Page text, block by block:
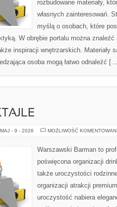
rozbudowane materiały,
własnych zainteresowań.
myślą o osobach, które
W obrębie portalu można
inspiracji wnętrzarskich. Materiały
osoba mogą łatwo odnaleźć
MAJ - 9 - 2026 MOŻLIWOŚĆ
Warszawski Barman to
poświęcona organizacji
także uroczystości
organizacji atrakcji
uroczystość nabiera